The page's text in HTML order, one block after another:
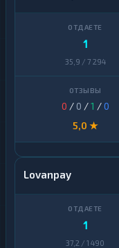
1
35,9 / 7 294
0 / 0 /1 /0
5,0 ★
Lovanpay
1
37,2 / 1 490